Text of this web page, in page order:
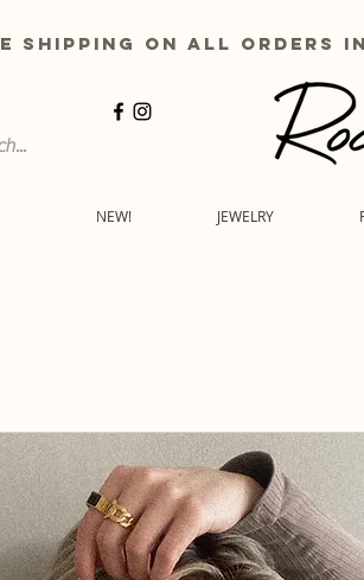
shipping on all
NEW! JEWELRY